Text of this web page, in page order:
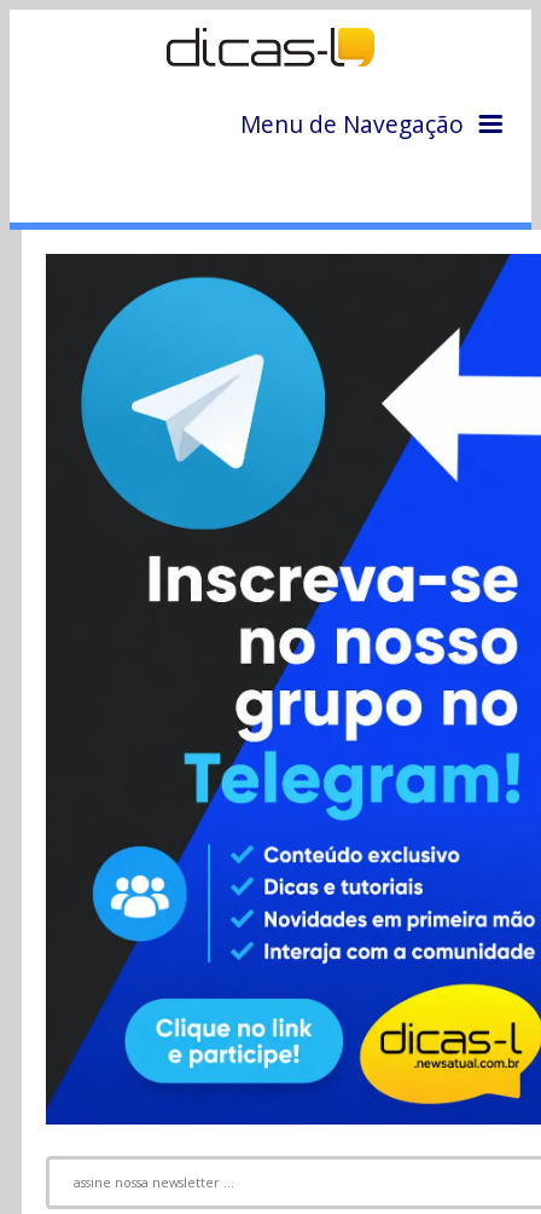
Menu de Navegação
Colunas
Colaboradores
Cursos
Enviar Dica
Contato
RSS